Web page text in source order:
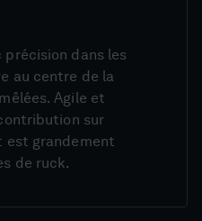
précision dans les
au centre de la
Agile et
sur
est grandement
de ruck.